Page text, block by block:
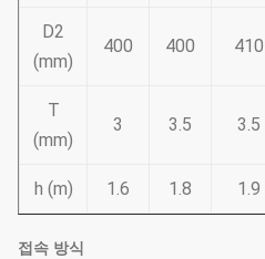
D2
(mm)
400 400 410
T
(mm)
3 3.5 3.5
h (m) 1.6 1.8 1.9
접속 방식